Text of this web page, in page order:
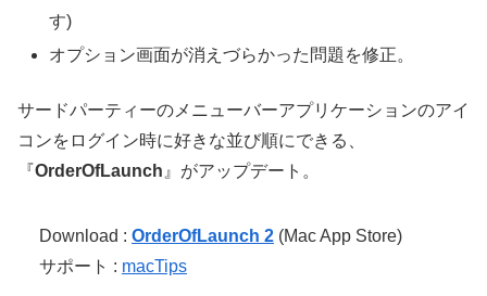
す)
オプション画面が消えづらかった問題を修正。
サードパーティーのメニューバーアプリケーションのアイ
コンをログイン時に好きな並び順にできる、
『OrderOfLaunch 』がアップデート。
Download : OrderOfLaunch 2 (Mac App Store)
サポート : macTips